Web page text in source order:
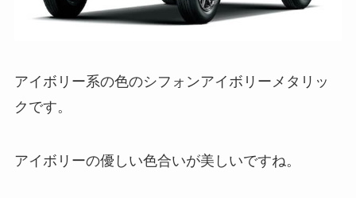
アイボリー系の色のシフォンアイボリーメタリッ
クです。
アイボリーの優しい色合いが美しいですね。